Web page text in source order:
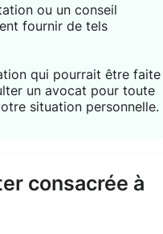
ou un conseil
fournir de tels
qui pourrait être faite
un avocat pour toute
situation personnelle.
consacrée à